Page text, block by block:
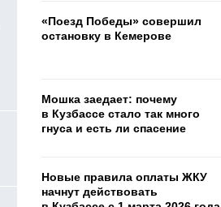
«Поезд Победы» совершил
остановку в Кемерове
Мошка заедает: почему
в Кузбассе стало так много
гнуса и есть ли спасение
Новые правила оплаты ЖКУ
начнут действовать